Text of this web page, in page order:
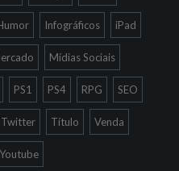
Infográficos iPad
Mídias Sociais
PS1 PS4 RPG SEO
Twitter Título Venda
Youtube